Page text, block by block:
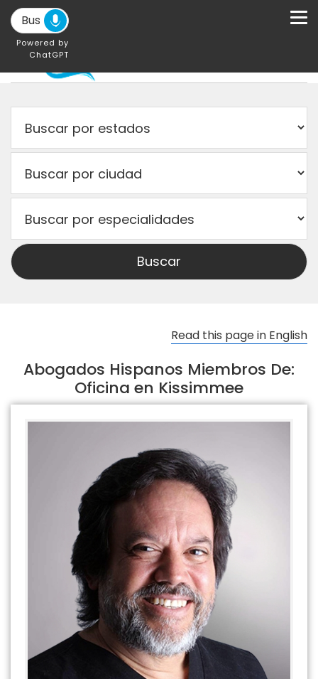
Powered by
ChatGPT
Read this page in English
Abogados Hispanos Miembros De:
Oficina en Kissimmee